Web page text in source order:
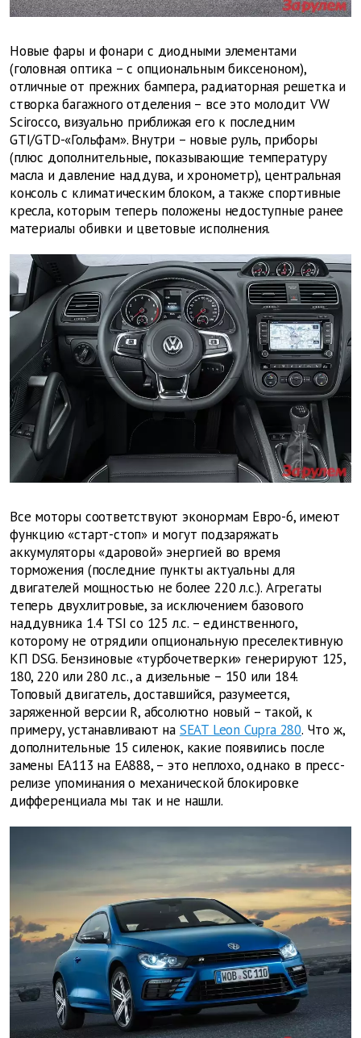
Новые фары и фонари с диодными элементами
(головная оптика – с опциональным биксеноном),
отличные от прежних бампера, радиаторная решетка и
створка багажного отделения – все это молодит VW
Scirocco, визуально приближая его к последним
GTI/GTD-«Гольфам». Внутри – новые руль, приборы
(плюс дополнительные, показывающие температуру
масла и давление наддува, и хронометр), центральная
консоль с климатическим блоком, а также спортивные
кресла, которым теперь положены недоступные ранее
материалы обивки и цветовые исполнения.
Все моторы соответствуют эконормам Евро-6, имеют
функцию «старт-стоп» и могут подзаряжать
аккумуляторы «даровой» энергией во время
торможения (последние пункты актуальны для
двигателей мощностью не более 220 л.с.). Агрегаты
теперь двухлитровые, за исключением базового
наддувника 1.4 TSI со 125 л.с. – единственного,
которому не отрядили опциональную преселективную
КП DSG. Бензиновые «турбочетверки» генерируют 125,
180, 220 или 280 л.с., а дизельные – 150 или 184.
Топовый двигатель, доставшийся, разумеется,
заряженной версии R, абсолютно новый – такой, к
примеру, устанавливают на SEAT Leon Cupra 280. Что ж,
дополнительные 15 силенок, какие появились после
замены EA113 на EA888, – это неплохо, однако в пресс-
релизе упоминания о механической блокировке
дифференциала мы так и не нашли.